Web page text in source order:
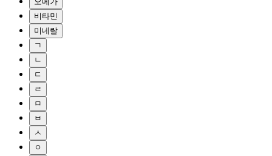
비타민
미네랄
ㄱ
ㄴ
ㄷ
ㄹ
ㅁ
ㅂ
ㅅ
ㅇ